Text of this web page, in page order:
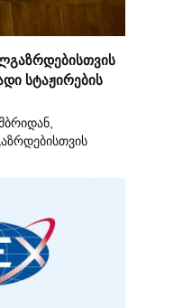
სტაჟირების